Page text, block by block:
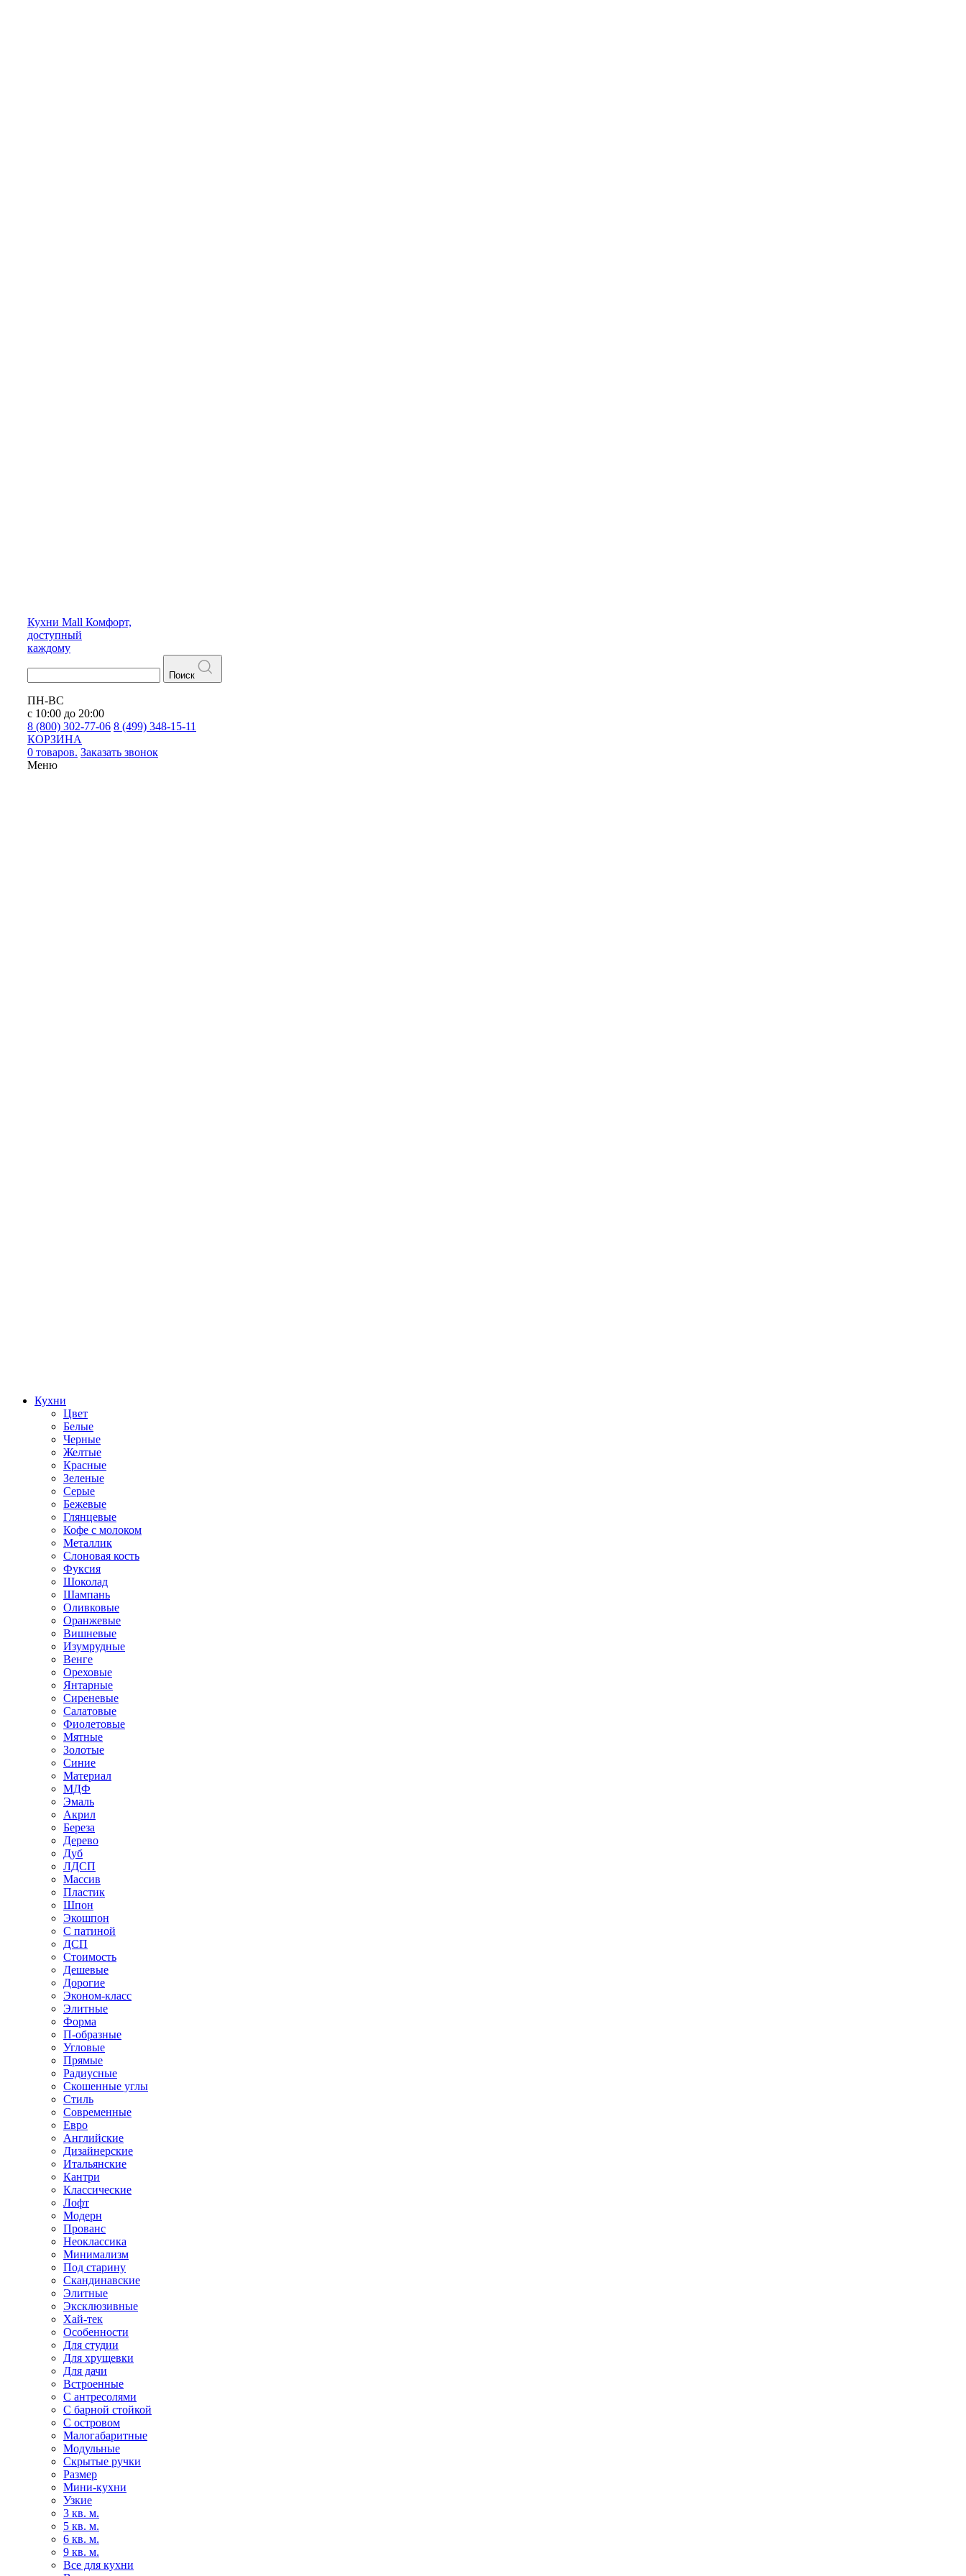
Кухни Mall Комфорт,
доступный
каждому
Поиск
ПН-ВС
с 10:00 до 20:00
8 (800) 302-77-06 8 (499) 348-15-11
КОРЗИНА
0 товаров. Заказать звонок
Меню
Кухни
Цвет
Белые
Черные
Желтые
Красные
Зеленые
Серые
Бежевые
Глянцевые
Кофе с молоком
Металлик
Слоновая кость
Фуксия
Шоколад
Шампань
Оливковые
Оранжевые
Вишневые
Изумрудные
Венге
Ореховые
Янтарные
Сиреневые
Салатовые
Фиолетовые
Мятные
Золотые
Синие
Материал
МДФ
Эмаль
Акрил
Береза
Дерево
Дуб
ЛДСП
Массив
Пластик
Шпон
Экошпон
С патиной
ДСП
Стоимость
Дешевые
Дорогие
Эконом-класс
Элитные
Форма
П-образные
Угловые
Прямые
Радиусные
Скошенные углы
Стиль
Современные
Евро
Английские
Дизайнерские
Итальянские
Кантри
Классические
Лофт
Модерн
Прованс
Неоклассика
Минимализм
Под старину
Скандинавские
Элитные
Эксклюзивные
Хай-тек
Особенности
Для студии
Для хрущевки
Для дачи
Встроенные
С антресолями
С барной стойкой
С островом
Малогабаритные
Модульные
Скрытые ручки
Размер
Мини-кухни
Узкие
3 кв. м.
5 кв. м.
6 кв. м.
9 кв. м.
Все для кухни